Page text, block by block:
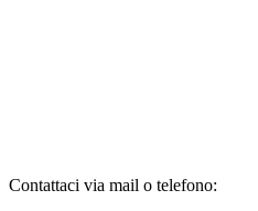
Contattaci via mail o telefono: